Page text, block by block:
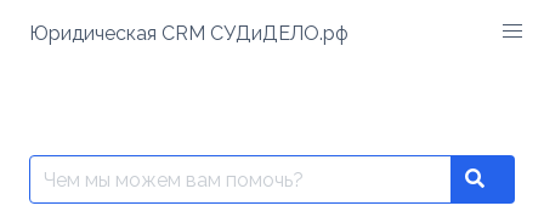
Юридическая CRM СУДиДЕЛО.рф
Поиск:
Search